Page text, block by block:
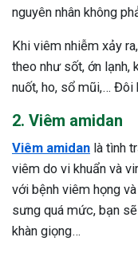
nguyên nhân không
Khi viêm nhiễm xảy
theo như sốt, ớn lạnh,
nuốt, ho, sổ mũi,… Đôi
2. Viêm amidan
Viêm amidan là tình
viêm do vi khuẩn và
với bệnh viêm họng
sưng quá mức, bạn
khàn giọng…